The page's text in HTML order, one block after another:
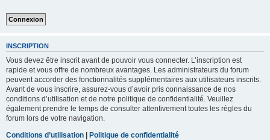
INSCRIPTION
Vous devez être inscrit avant de pouvoir vous connecter. L’inscription est
rapide et vous offre de nombreux avantages. Les administrateurs du forum
peuvent accorder des fonctionnalités supplémentaires aux utilisateurs inscrits.
Avant de vous inscrire, assurez-vous d’avoir pris connaissance de nos
conditions d’utilisation et de notre politique de confidentialité. Veuillez
également prendre le temps de consulter attentivement toutes les règles du
forum lors de votre navigation.
Conditions d’utilisation | Politique de confidentialité